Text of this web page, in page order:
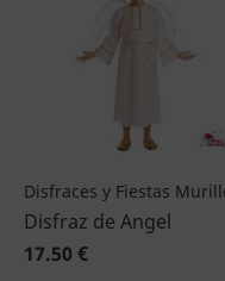
Disfraces y Fiestas
Disfraz de Angel
17.50 €